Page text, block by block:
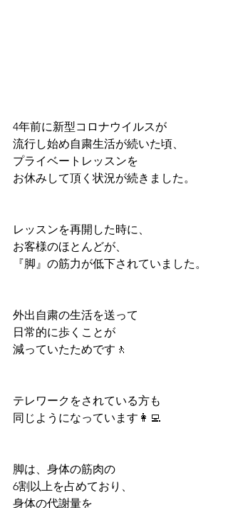
4年前に新型コロナウイルスが
流行し始め自粛生活が続いた頃、
プライベートレッスンを
お休みして頂く状況が続きました。
レッスンを再開した時に、
お客様のほとんどが、
『脚』の筋力が低下されていました。
外出自粛の生活を送って
日常的に歩くことが
減っていたためです🚶
テレワークをされている方も
同じようになっています👩‍💻
脚は、身体の筋肉の
6割以上を占めており、
身体の代謝量を